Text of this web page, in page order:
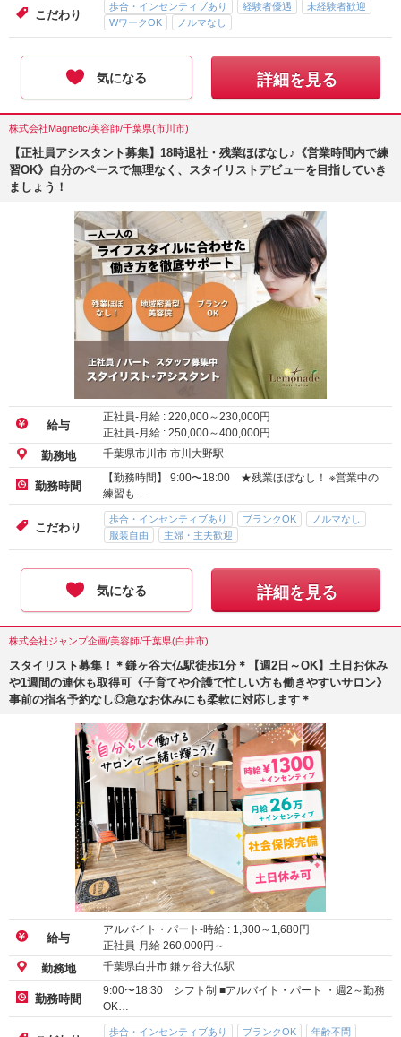
こだわり
歩合・インセンティブあり 経験者優遇
未経験者歓迎
WワークOK
ノルマなし
気になる 詳細を見る
株式会社Magnetic/美容師/千葉県(市川市)
【正社員アシスタント募集】18時退社・残業ほぼなし♪《営業時間内で練
習OK》自分のペースで無理なく、スタイリストデビューを目指していき
ましょう！
給与
正社員-月給 : 220,000～230,000円
正社員-月給 : 250,000～400,000円
勤務地 千葉県市川市 市川大野駅
勤務時間
【勤務時間】 9:00〜18:00 ★残業ほぼなし！ ※営業中の
練習も…
こだわり
歩合・インセンティブあり ブランクOK
ノルマなし
服装自由
主婦・主夫歓迎
気になる 詳細を見る
株式会社ジャンプ企画/美容師/千葉県(白井市)
スタイリスト募集！＊鎌ヶ谷大仏駅徒歩1分＊【週2日～OK】土日お休み
や1週間の連休も取得可《子育てや介護で忙しい方も働きやすいサロン》
事前の指名予約なし◎急なお休みにも柔軟に対応します＊
給与
アルバイト・パート-時給 : 1,300～ 1,680円
正社員-月給 260,000円～
勤務地 千葉県白井市 鎌ヶ谷大仏駅
勤務時間
9:00〜18:30 シフト制 ■アルバイト・パート ・週2～勤務
OK…
歩合・インセンティブあり ブランクOK 年齢不問